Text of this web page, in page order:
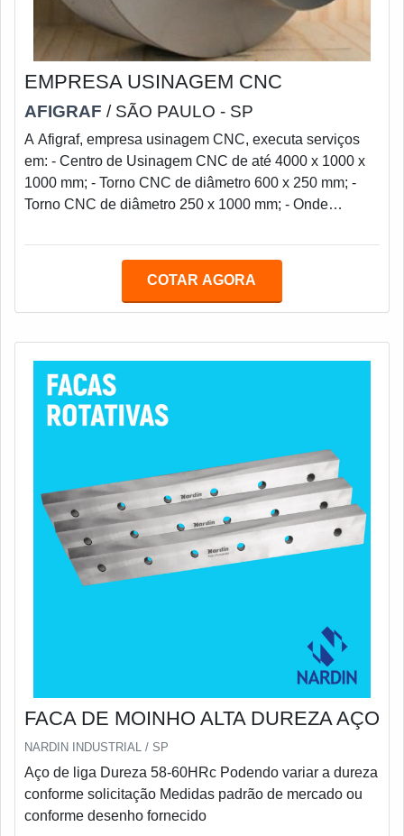
EMPRESA USINAGEM CNC
AFIGRAF / SÃO PAULO - SP
A Afigraf, empresa usinagem CNC, executa serviços
em: - Centro de Usinagem CNC de até 4000 x 1000 x
1000 mm; - Torno CNC de diâmetro 600 x 250 mm; -
Torno CNC de diâmetro 250 x 1000 mm; - Onde
tem conhecimento de usinagem de peças em diversos
7500mm.Para fazer uma solicitação, contate
COTAR AGORA
FACA DE MOINHO ALTA DUREZA AÇO
NARDIN INDUSTRIAL / SP
Aço de liga Dureza 58-60HRc Podendo variar a dureza
conforme solicitação Medidas padrão de mercado ou
conforme desenho fornecido